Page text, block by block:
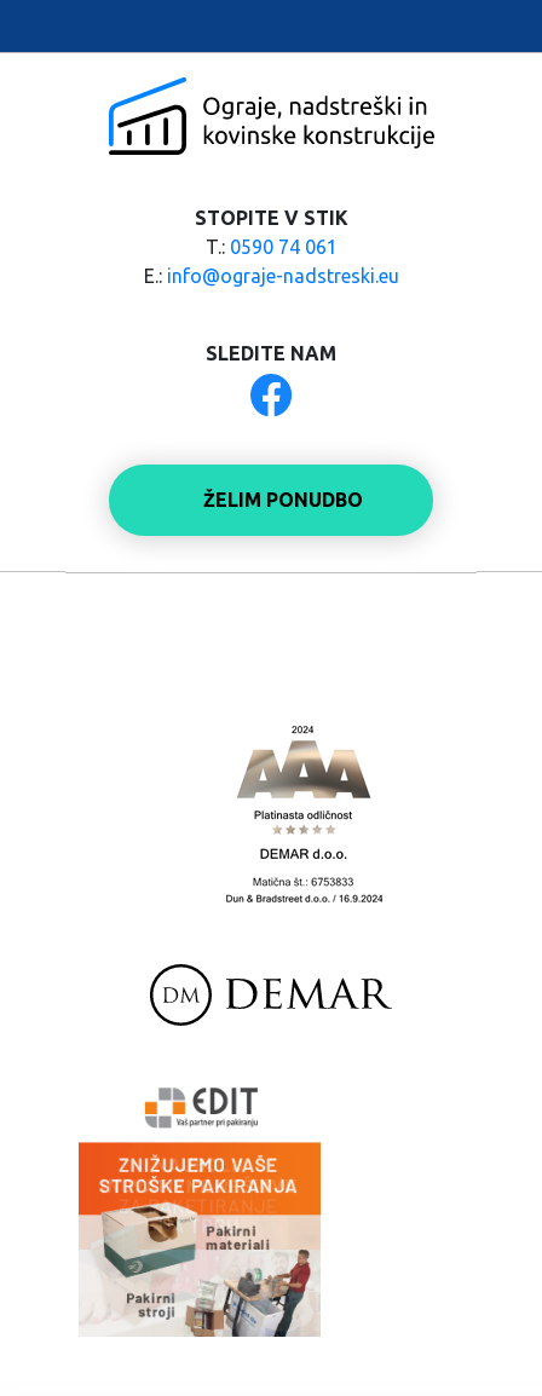
STOPITE V STIK
T.:0590 74 061
E.:info@ograje-nadstreski.eu
SLEDITE NAM
ŽELIM PONUDBO